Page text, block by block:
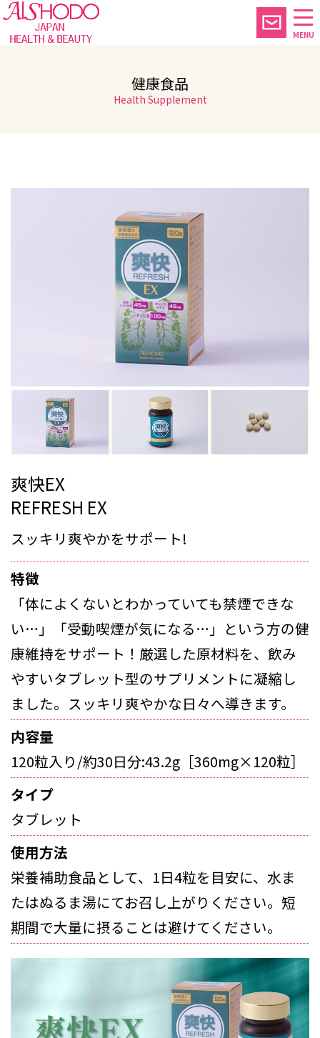
MENU
健康食品
Health Supplement
爽快EX
REFRESH EX
スッキリ爽やかをサポート!
特徴
「体によくないとわかっていても禁煙できな
い…」「受動喫煙が気になる…」という方の健
康維持をサポート！厳選した原材料を、飲み
やすいタブレット型のサプリメントに凝縮し
ました。スッキリ爽やかな日々へ導きます。
内容量
120粒入り/約30日分:43.2g［360mg×120粒］
タイプ
タブレット
使用方法
栄養補助食品として、1日4粒を目安に、水ま
たはぬるま湯にてお召し上がりください。短
期間で大量に摂ることは避けてください。